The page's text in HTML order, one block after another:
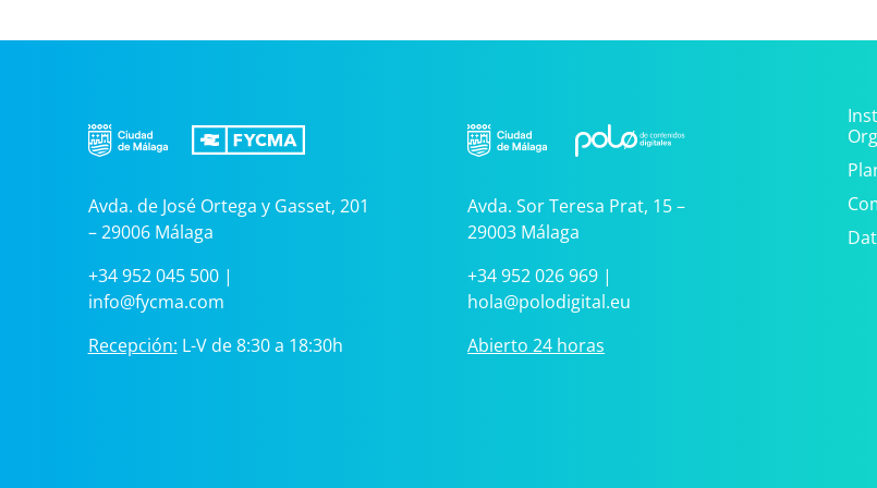
Avda. de José Ortega y Gasset, 201
– 29006 Málaga
+34 952 045 500|
info@fycma.com
Recepción: L-V de 8:30 a 18:30h
Avda. Sor Teresa Prat, 15 –
29003 Málaga
+34 952 026 969 |
hola@polodigital.eu
Abierto 24 horas